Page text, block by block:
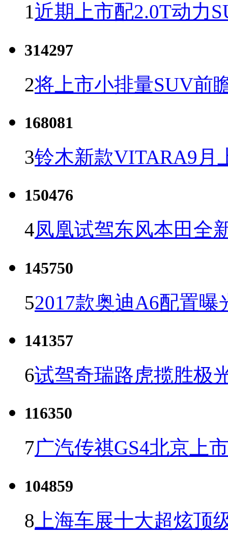
1近期上市配2.0T动力
314297
2将上市小排量SUV前
168081
3铃木新款VITARA9月
150476
4凤凰试驾东风本田全
145750
52017款奥迪A6配置曝
141357
6试驾奇瑞路虎揽胜极
116350
7广汽传祺GS4北京上
104859
8 上海车展十大超炫顶